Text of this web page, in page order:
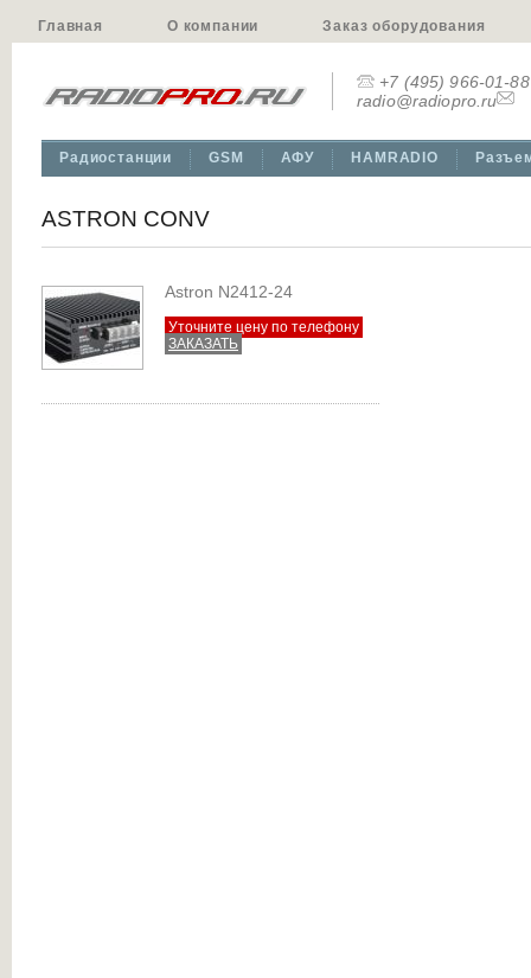
Главная О компании Заказ оборудования
+7 (495) 966-01-88
radio@radiopro.ru
Радиостанции GSM АФУ HAMRADIO
ASTRON CONV
Astron N2412-24
Уточните цену по телефону
ЗАКАЗАТЬ